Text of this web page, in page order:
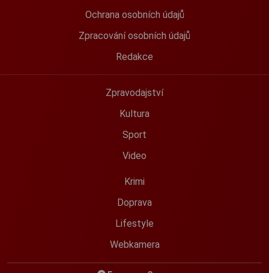
Ochrana osobních údajů
Zpracování osobních údajů
Redakce
Zpravodajství
Kultura
Sport
Video
Krimi
Doprava
Lifestyle
Webkamera